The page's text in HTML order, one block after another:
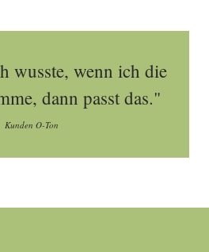
wusste, wenn ich die
dann passt das."
Kunden O-Ton